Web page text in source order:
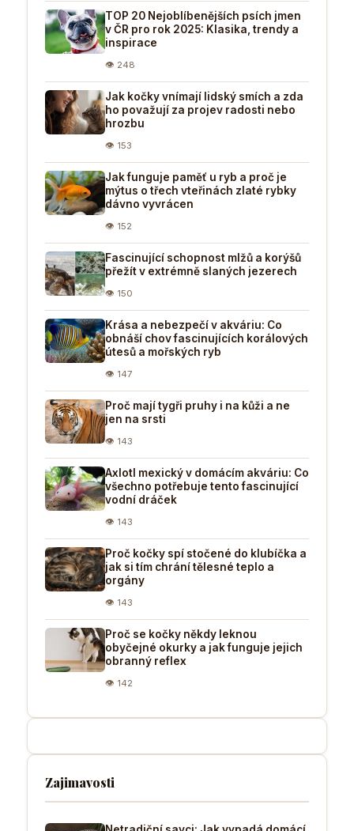
TOP 20 Nejoblíbenějších psích jmen
v ČR pro rok 2025: Klasika, trendy a
inspirace
👁 248
Jak kočky vnímají lidský smích a zda
ho považují za projev radosti nebo
hrozbu
👁 153
Jak funguje paměť u ryb a proč je
mýtus o třech vteřinách zlaté rybky
dávno vyvrácen
👁 152
Fascinující schopnost mlžů a korýšů
přežít v extrémně slaných jezerech
👁 150
Krása a nebezpečí v akváriu: Co
obnáší chov fascinujících korálových
útesů a mořských ryb
👁 147
Proč mají tygři pruhy i na kůži a ne
jen na srsti
👁 143
Axlotl mexický v domácím akváriu: Co
všechno potřebuje tento fascinující
vodní dráček
👁 143
Proč kočky spí stočené do klubíčka a
jak si tím chrání tělesné teplo a
orgány
👁 143
Proč se kočky někdy leknou
obyčejné okurky a jak funguje jejich
obranný reflex
👁 142
Zajimavosti